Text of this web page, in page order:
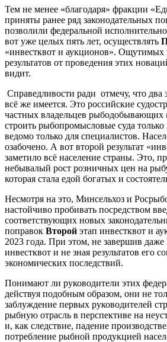
Тем не менее «благодаря» фракции
приняты ранее ряд законодательных
позволили федеральной
вот уже целых пять лет, осуществлять
«инвестквот и аукционов».
результатов от проведения этих
видит.
Справедливости ради отмечу, что два
всё же имеется. Это российские
частных владельцев рыбодобывающих
строить рыбопромысловые суда
ведомо только для специалистов.
озабочено. А вот второй результат
заметило всё население страны. Это,
небывалый рост розничных цен на
которая стала едой богатых и
Несмотря на это, Минсельхоз и
настойчиво пробивать посредством
соответствующих новых
поправок Второй этап инвестквот и
2023 года. При этом, не завершив даже
инвестквот и не зная результатов его
экономических последствий.
Понимают ли руководители этих
действуя подобным образом, они не
заблуждение первых руководителей
рыбную отрасль в перспективе на
и, как следствие, падение
потребление рыбной продукцией